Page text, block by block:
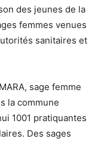
des jeunes de la
femmes venues
sanitaires et
sage femme
la commune
1001 pratiquantes
Des sages